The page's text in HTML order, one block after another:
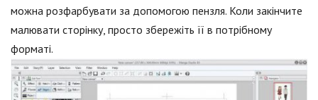
можна розфарбувати за допомогою пензля. Коли закінчите
малювати сторінку, просто збережіть її в потрібному
форматі.